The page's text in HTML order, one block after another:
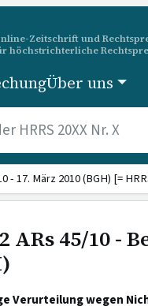
Zeitschrift und
höchstrichterliche
Über uns
- 17. März 2010 (BGH) [=
ARs 45/10 -
Verurteilung wegen